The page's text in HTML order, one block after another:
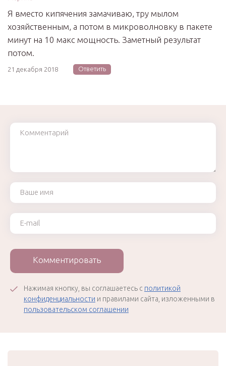
Я вместо кипячения замачиваю, тру мылом
хозяйственным, а потом в микроволновку в пакете
минут на 10 макс мощность. Заметный результат
потом.
21 декабря 2018 Ответить
Комментарий
Ваше имя
Ваш e-mail
Комментировать
Нажимая кнопку, вы соглашаетесь с политикой
конфиденциальности и правилами сайта, изложенными в
пользовательском соглашении